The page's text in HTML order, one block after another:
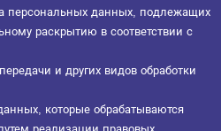
персональных данных, подлежащих
раскрытию в соответствии с
и других видов обработки
которые обрабатываются